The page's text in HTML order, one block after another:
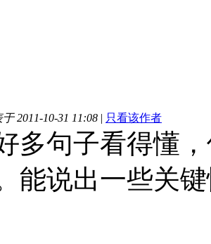
2011-10-31 11:08 | 只看该作者
多句子看得懂
能说出一些关